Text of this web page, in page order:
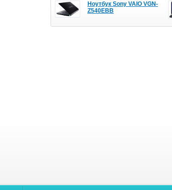
Ноутбук Sony VAIO VGN-
Z540EBB